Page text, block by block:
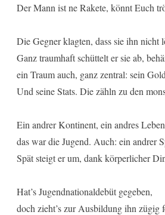
Der Mann ist ne Rakete, könnt Euch
Die Gegner klagten, dass sie ihn nicht
Ganz traumhaft schüttelt er sie ab,
ein Traum auch, ganz zentral: sein
Und seine Stats. Die zähln zu den
Ein andrer Kontinent, ein andres
das war die Jugend. Auch: ein andrer
Spät steigt er um, dank körperlicher
Hat’s Jugendnationaldebüt gegeben,
doch zieht’s zur Ausbildung ihn zügig